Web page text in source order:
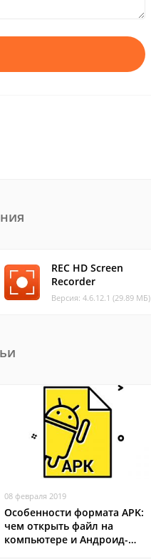
REC HD Screen
Recorder
Версия: 4.6.12.1 (29.89 МБ)
08 февраля 2019
Особенности формата APK:
чем открыть файл на
компьютере и Андроид-